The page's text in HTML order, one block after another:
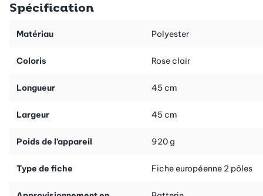
Spécification
Matériau Polyester
Coloris Rose clair
Longueur 45 cm
Largeur 45 cm
Poids de l’appareil 920 g
Type de fiche Fiche européenne 2 pôles